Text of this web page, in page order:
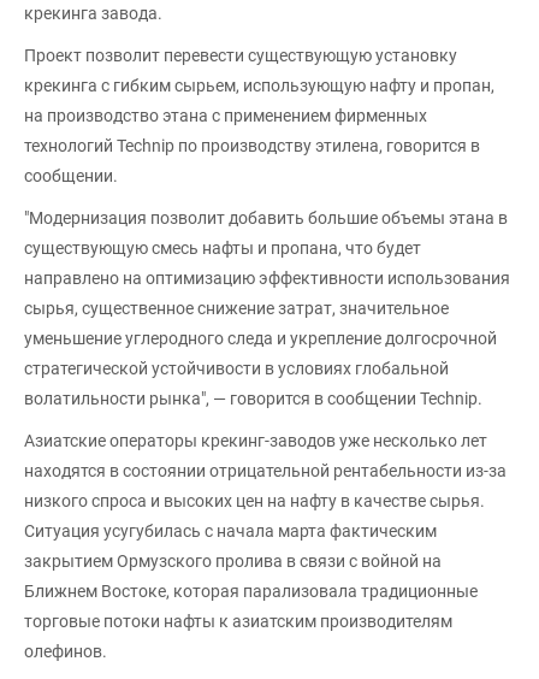
крекинга завода.
Проект позволит перевести существующую установку
крекинга с гибким сырьем, использующую нафту и пропан,
на производство этана с применением фирменных
технологий Technip по производству этилена, говорится в
сообщении.
"Модернизация позволит добавить большие объемы этана в
существующую смесь нафты и пропана, что будет
направлено на оптимизацию эффективности использования
сырья, существенное снижение затрат, значительное
уменьшение углеродного следа и укрепление долгосрочной
стратегической устойчивости в условиях глобальной
волатильности рынка", — говорится в сообщении Technip.
Азиатские операторы крекинг-заводов уже несколько лет
находятся в состоянии отрицательной рентабельности из-за
низкого спроса и высоких цен на нафту в качестве сырья.
Ситуация усугубилась с начала марта фактическим
закрытием Ормузского пролива в связи с войной на
Ближнем Востоке, которая парализовала традиционные
торговые потоки нафты к азиатским производителям
олефинов.